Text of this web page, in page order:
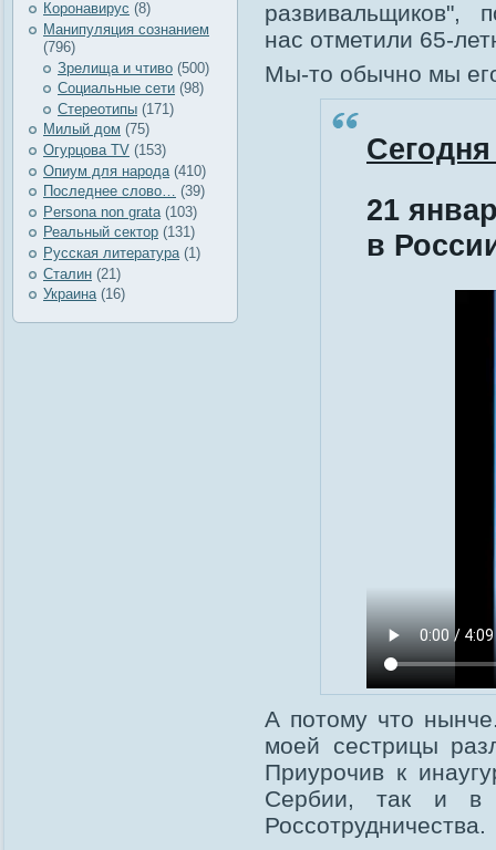
Коронавирус (8)
Манипуляция сознанием
(796)
Зрелища и чтиво (500)
Социальные сети (98)
Стереотипы (171)
Милый дом (75)
Огурцова TV (153)
Опиум для народа (410)
Последнее слово… (39)
Рersona non grata (103)
Реальный сектор (131)
Русская литература (1)
Сталин (21)
Украина(16)
развивальщиков",
нас отметили 65-
Мы-то обычно мы
21
в
А потому что
моей сестрицы
Приурочив к
Сербии, так и в
Россотрудничества.